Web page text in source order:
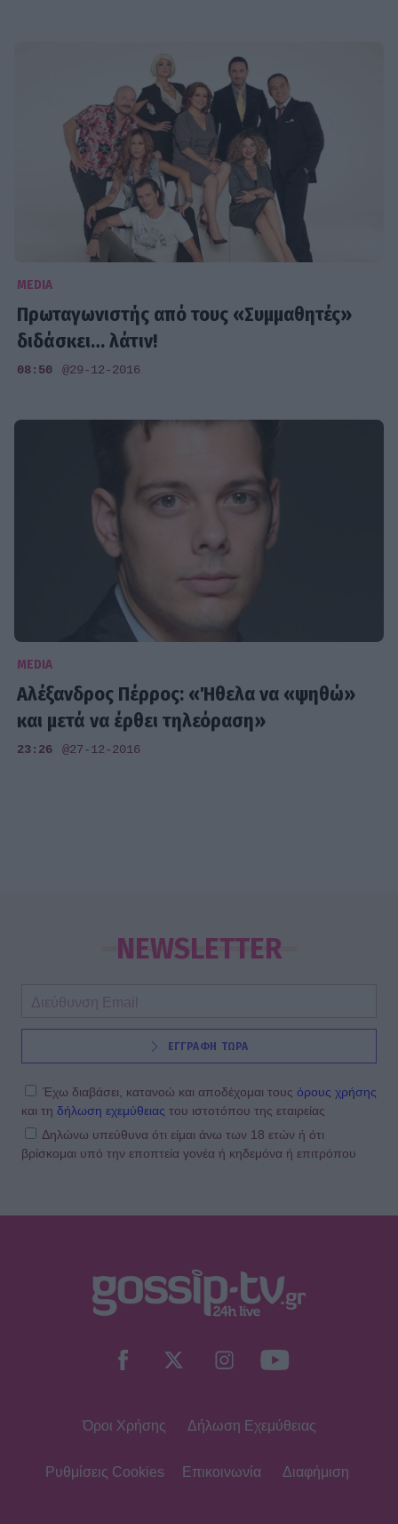
MEDIA
Πρωταγωνιστής από τους «Συμμαθητές»
διδάσκει… λάτιν!
08:50 @29-12-2016
MEDIA
Αλέξανδρος Πέρρος: «Ήθελα να «ψηθώ»
και μετά να έρθει τηλεόραση»
23:26 @27-12-2016
NEWSLETTER
ΕΓΓΡΑΦΗ ΤΩΡΑ
Έχω διαβάσει, κατανοώ και αποδέχομαι τους όρους χρήσης
και τη δήλωση εχεμύθειας του ιστοτόπου της εταιρείας
Δηλώνω υπεύθυνα ότι είμαι άνω των 18 ετών ή ότι
βρίσκομαι υπό την εποπτεία γονέα ή κηδεμόνα ή επιτρόπου
Όροι Χρήσης Δήλωση Εχεμύθειας
Ρυθμίσεις Cookies Επικοινωνία Διαφήμιση